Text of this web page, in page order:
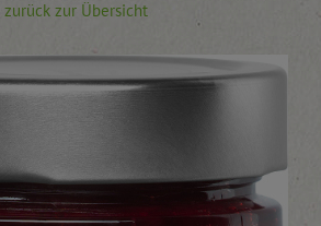
zurück zur Übersicht